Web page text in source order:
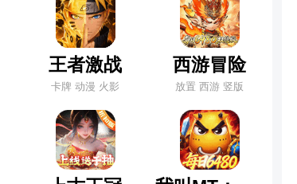
王者激战
卡牌 动漫 火影
西游冒险
放置 西游 竖版